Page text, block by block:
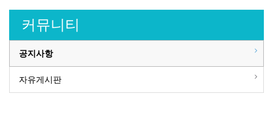
커뮤니티
공지사항
자유게시판